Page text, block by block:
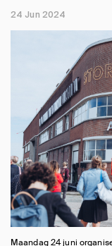
24 Jun 2024
Maandag 24 juni